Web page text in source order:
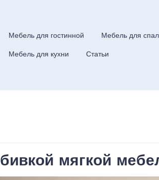
Мебель для гостинной Мебель для
Мебель для кухни Статьи
мягкой